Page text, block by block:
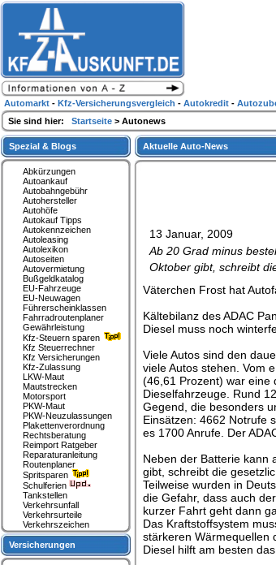
Aktuelle Auto-News
13 Januar, 2009
Ab 20 Grad minus
Oktober gibt, schreibt
Väterchen Frost hat
Kältebilanz des ADAC
Diesel muss noch
Viele Autos sind den
viele Autos stehen. Vom
(46,61 Prozent) war eine
Dieselfahrzeuge. Rund
Gegend, die besonders
Einsätzen: 4662 Notrufe
es 1700 Anrufe. Der
Neben der Batterie kann
gibt, schreibt die
Teilweise wurden in
die Gefahr, dass auch
kurzer Fahrt geht dann
Das Kraftstoffsystem
stärkeren Wärmequellen
Diesel hilft am besten
Spezial & Blogs
Abkürzungen
Autoankauf
Autobahngebühr
Autohersteller
Autohöfe
Autokauf Tipps
Autokennzeichen
Autoleasing
Autolexikon
Autoseiten
Autovermietung
Bußgeldkatalog
EU-Fahrzeuge
EU-Neuwagen
Führerscheinklassen
Fahrradroutenplaner
Gewährleistung
Kfz-Steuern sparen
Kfz Steuerrechner
Kfz Versicherungen
Kfz-Zulassung
LKW-Maut
Mautstrecken
Motorsport
PKW-Maut
PKW-Neuzulassungen
Plakettenverordnung
Rechtsberatung
Reimport Ratgeber
Reparaturanleitung
Routenplaner
Spritsparen
Schulferien
Tankstellen
Verkehrsunfall
Verkehrsurteile
Verkehrszeichen
Versicherungen
Automarkt - Kfz-Versicherungsvergleich - Autokredit -
Sie sind hier: Startseite > Autonews